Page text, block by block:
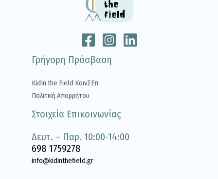
Γρήγορη Πρόσβαση
KidIn the Field ΚοινΣΕπ
Πολιτική Απορρήτου
Στοιχεία Επικοινωνίας
Δευτ. – Παρ. 10:00-14:00
698 1759278
info@kidinthefield.gr